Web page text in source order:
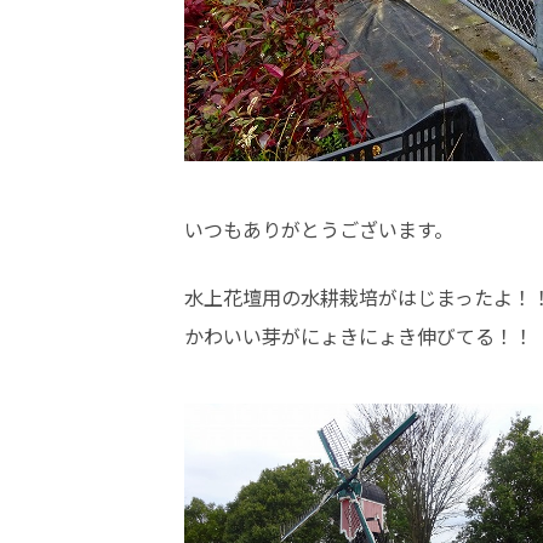
いつもありがとうございます。
水上花壇用の水耕栽培がはじまったよ！
かわいい芽がにょきにょき伸びてる！！